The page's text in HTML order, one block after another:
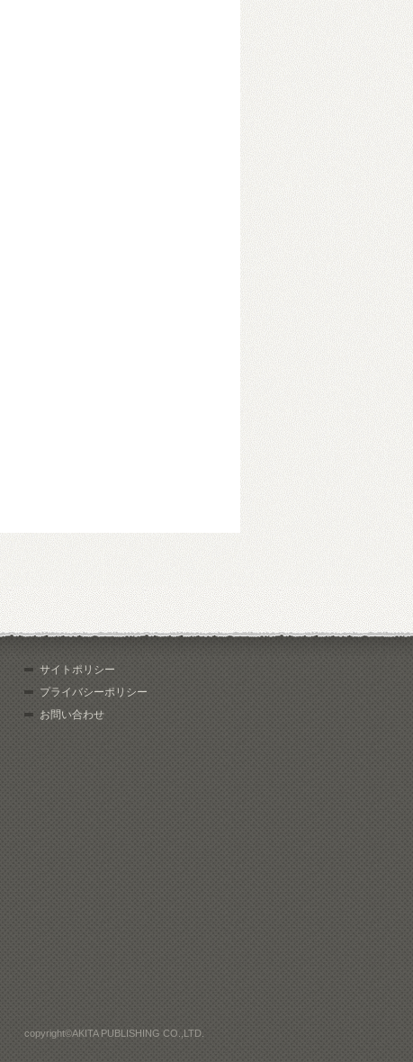
サイトポリシー
プライバシーポリシー
お問い合わせ
copyright©AKITA PUBLISHING CO.,LTD.